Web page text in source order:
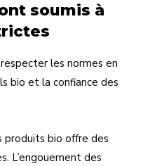
soumis à
les normes en
bio et la confiance des
produits bio offre des
L’engouement des